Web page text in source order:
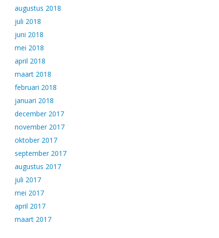
augustus 2018
juli 2018
juni 2018
mei 2018
april 2018
maart 2018
februari 2018
januari 2018
december 2017
november 2017
oktober 2017
september 2017
augustus 2017
juli 2017
mei 2017
april 2017
maart 2017